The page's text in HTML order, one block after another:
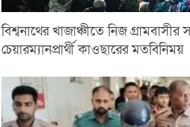
বিশ্বনাথের খাজাঞ্চীতে নিজ গ্রামবাসীর
চেয়ারম্যানপ্রার্থী কাওছারের মতবিনিময়